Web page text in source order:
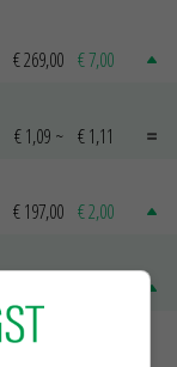
€ 269,00 € 7,00
€ 1,09 ~ € 1,11
€ 197,00 € 2,00